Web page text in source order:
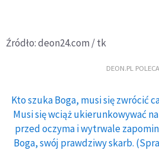
Źródło: deon24.com / tk
DEON.PL POLECA
Kto szuka Boga, musi się zwrócić
Musi się wciąż ukierunkowywać
przed oczyma i wytrwale
Boga, swój prawdziwy skarb.